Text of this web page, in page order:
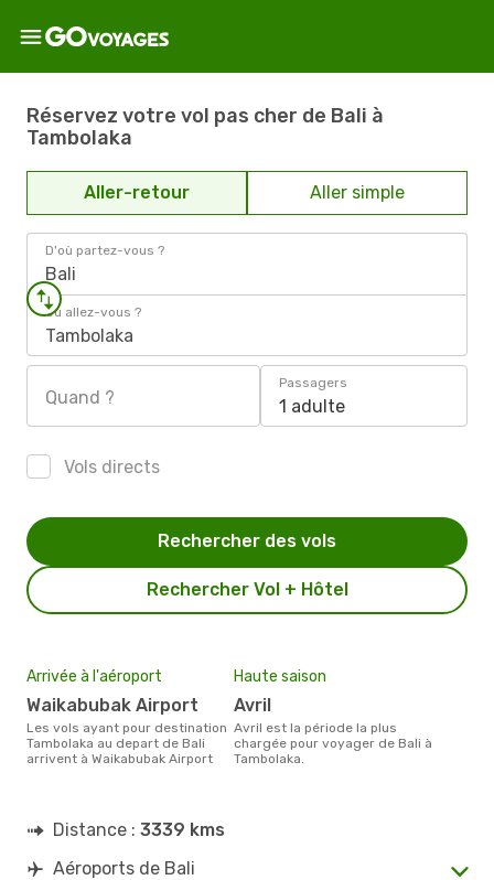
Réservez votre vol pas cher de Bali à
Tambolaka
Aller-retour Aller simple
D'où partez-vous ?
Bali
Où allez-vous ?
Tambolaka
Quand ?
Passagers
1 adulte
Vols directs
Rechercher Vol + Hôtel
Rechercher des vols
Arrivée à l'aéroport
Waikabubak Airport
Les vols ayant pour destination
Tambolaka au depart de Bali
arrivent à Waikabubak Airport
Haute saison
avril
avril est la période la plus
chargée pour voyager de Bali à
Tambolaka.
Distance : 3339 kms
Aéroports de Bali